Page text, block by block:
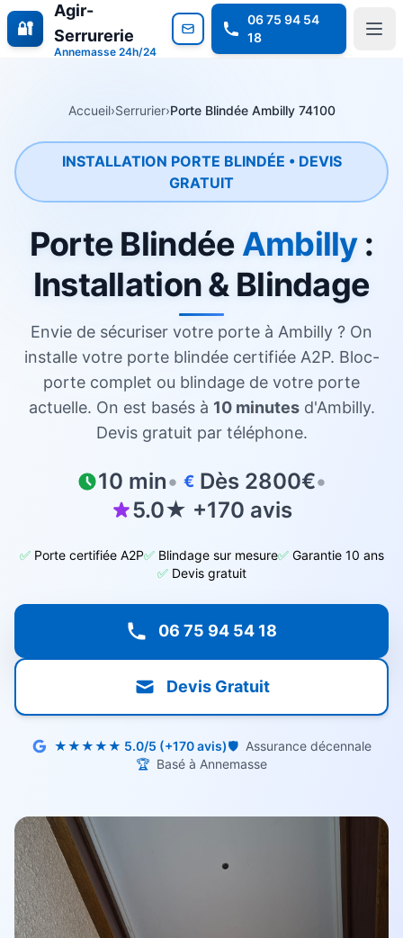
🔐
Agir-
Serrurerie
Annemasse 24h/24
06 75 94 54
18
Accueil›Serrurier›Porte Blindée Ambilly 74100
INSTALLATION PORTE BLINDÉE • DEVIS
GRATUIT
Porte Blindée Ambilly:
Installation & Blindage
Envie de sécuriser votre porte à Ambilly ? On
installe votre porte blindée certifiée A2P. Bloc-
porte complet ou blindage de votre porte
actuelle. On est basés à 10 minutesd'Ambilly.
Devis gratuit par téléphone.
10 min• € Dès 2800€•
5.0★ +170 avis
✅ Porte certifiée A2P✅ Blindage sur mesure✅ Garantie 10 ans
✅ Devis gratuit
06 75 94 54 18
Devis Gratuit
★★★★★ 5.0/5 (+170 avis)🛡️ Assurance décennale
🏆 Basé à Annemasse